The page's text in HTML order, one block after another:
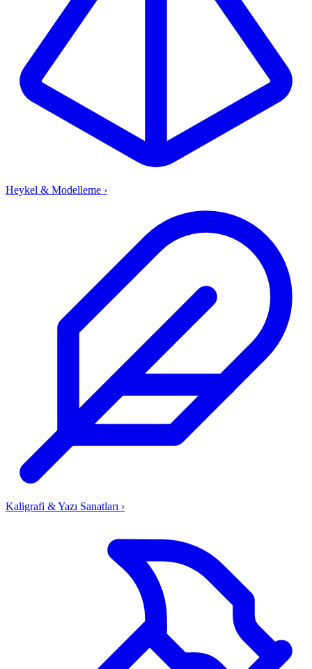
Heykel & Modelleme ›
Kaligrafi & Yazı Sanatları ›